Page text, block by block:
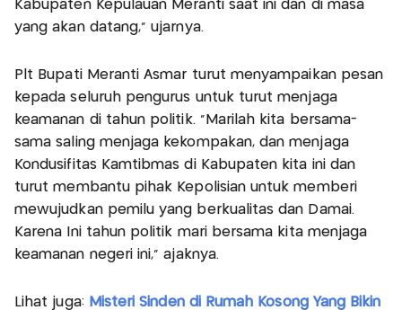
Kabupaten Kepulauan Meranti saat ini dan di masa
yang akan datang," ujarnya.
Plt Bupati Meranti Asmar turut menyampaikan pesan
kepada seluruh pengurus untuk turut menjaga
keamanan di tahun politik. "Marilah kita bersama-
sama saling menjaga kekompakan, dan menjaga
Kondusifitas Kamtibmas di Kabupaten kita ini dan
turut membantu pihak Kepolisian untuk memberi
mewujudkan pemilu yang berkualitas dan Damai.
Karena Ini tahun politik mari bersama kita menjaga
keamanan negeri ini," ajaknya.
Lihat juga: Misteri Sinden di Rumah Kosong Yang Bikin